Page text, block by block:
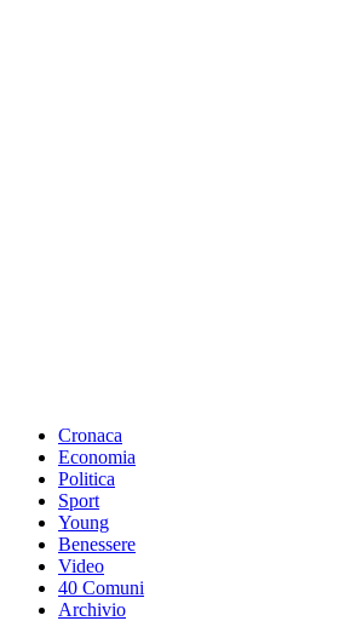
Cronaca
Economia
Politica
Sport
Young
Benessere
Video
40 Comuni
Archivio